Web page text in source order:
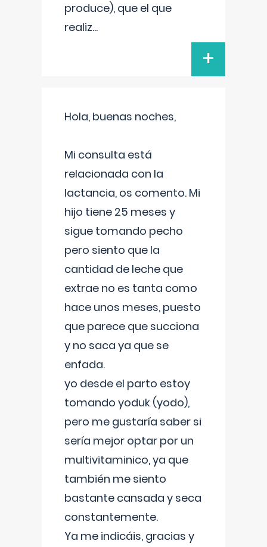
produce), que el que
realiz...
+
Hola, buenas noches,
Mi consulta está
relacionada con la
lactancia, os comento. Mi
hijo tiene 25 meses y
sigue tomando pecho
pero siento que la
cantidad de leche que
extrae no es tanta como
hace unos meses, puesto
que parece que succiona
y no saca ya que se
enfada.
yo desde el parto estoy
tomando yoduk (yodo),
pero me gustaría saber si
sería mejor optar por un
multivitaminico, ya que
también me siento
bastante cansada y seca
constantemente.
Ya me indicáis, gracias y